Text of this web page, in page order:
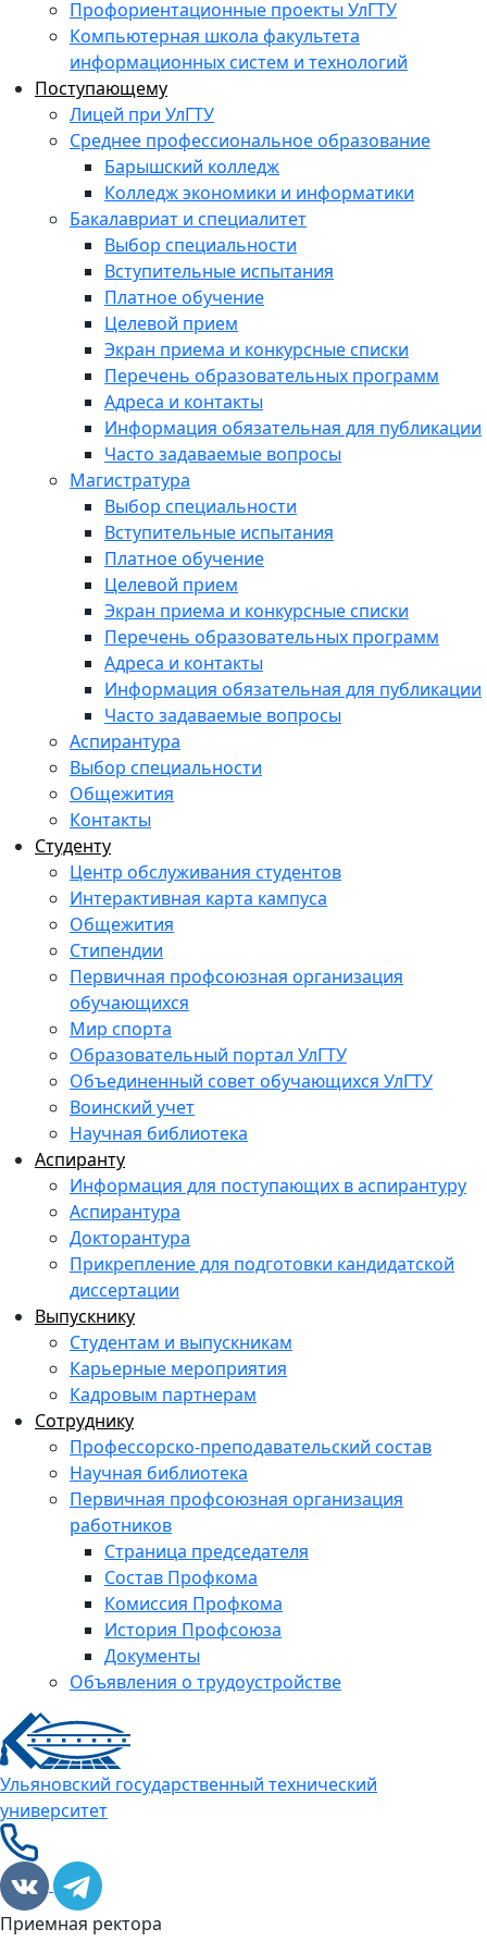
Профориентационные проекты УлГТУ
Компьютерная школа факультета
информационных систем и технологий
Поступающему
Лицей при УлГТУ
Среднее профессиональное образование
Барышский колледж
Колледж экономики и информатики
Бакалавриат и специалитет
Выбор специальности
Вступительные испытания
Платное обучение
Целевой прием
Экран приема и конкурсные списки
Перечень образовательных программ
Адреса и контакты
Информация обязательная для публикации
Часто задаваемые вопросы
Магистратура
Выбор специальности
Вступительные испытания
Платное обучение
Целевой прием
Экран приема и конкурсные списки
Перечень образовательных программ
Адреса и контакты
Информация обязательная для публикации
Часто задаваемые вопросы
Аспирантура
Выбор специальности
Общежития
Контакты
Студенту
Центр обслуживания студентов
Интерактивная карта кампуса
Общежития
Стипендии
Первичная профсоюзная организация
обучающихся
Мир спорта
Образовательный портал УлГТУ
Объединенный совет обучающихся УлГТУ
Воинский учет
Научная библиотека
Аспиранту
Информация для поступающих в аспирантуру
Аспирантура
Докторантура
Прикрепление для подготовки кандидатской
диссертации
Выпускнику
Студентам и выпускникам
Карьерные мероприятия
Кадровым партнерам
Сотруднику
Профессорско-преподавательский состав
Научная библиотека
Первичная профсоюзная организация
работников
Страница председателя
Состав Профкома
Комиссия Профкома
История Профсоюза
Документы
Объявления о трудоустройстве
Ульяновский государственный технический
университет
Приемная ректора